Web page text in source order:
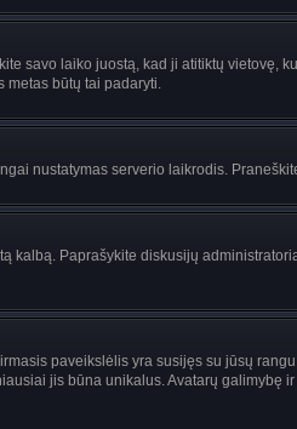
savo laiko juostą, kad ji atitiktų vietovę,
metas būtų tai padaryti.
nustatymas serverio laikrodis.
Paprašykite diskusijų
paveikslėlis yra susijęs su jūsų
jis būna unikalus. Avatarų